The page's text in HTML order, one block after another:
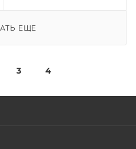
ЕЩЕ
3 4